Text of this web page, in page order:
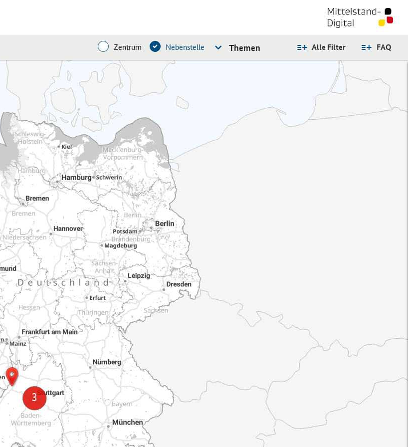
FAQ
Alle Filter
Zentrum Nebenstelle Themen